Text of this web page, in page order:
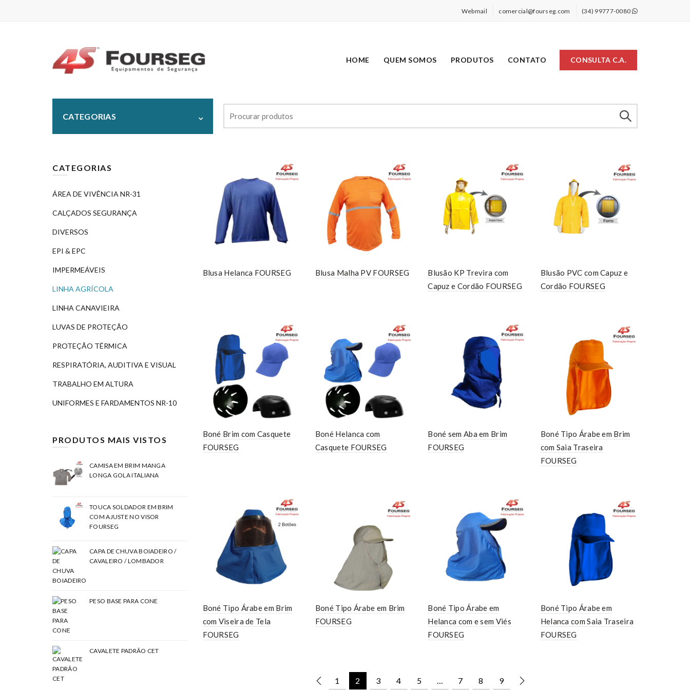
Webmail comercial@fourseg.com (34) 99777-0080
HOME QUEM SOMOS PRODUTOS CONTATO CONSULTA C.A.
CATEGORIAS
for:
Blusa Helanca FOURSEG Blusa Malha PV FOURSEG
Blusão KP Trevira com
Capuz e Cordão FOURSEG
Blusão PVC com Capuz e
Cordão FOURSEG
Boné Brim com Casquete
FOURSEG
Boné Helanca com
Casquete FOURSEG
Boné sem Aba em Brim
FOURSEG
Boné Tipo Árabe em Brim
com Saia Traseira
FOURSEG
Boné Tipo Árabe em Brim
com Viseira de Tela
FOURSEG
Boné Tipo Árabe em Brim
FOURSEG
Boné Tipo Árabe em
Helanca com e sem Viés
FOURSEG
Boné Tipo Árabe em
Helanca com Saia Traseira
FOURSEG
1 2 3 4 5 … 7 8 9
CATEGORIAS
ÁREA DE VIVÊNCIA NR-31
CALÇADOS SEGURANÇA
DIVERSOS
EPI & EPC
IMPERMEÁVEIS
LINHA AGRÍCOLA
LINHA CANAVIEIRA
LUVAS DE PROTEÇÃO
PROTEÇÃO TÉRMICA
RESPIRATÓRIA, AUDITIVA E VISUAL
TRABALHO EM ALTURA
UNIFORMES E FARDAMENTOS NR-10
PRODUTOS MAIS VISTOS
CAMISA EM BRIM MANGA
LONGA GOLA ITALIANA
TOUCA SOLDADOR EM BRIM
COM AJUSTE NO VISOR
FOURSEG
CAPA DE CHUVA BOIADEIRO /
CAVALEIRO / LOMBADOR
PESO BASE PARA CONE
CAVALETE PADRÃO CET